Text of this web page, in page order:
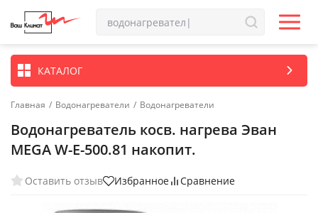
КАТАЛОГ
Главная / Водонагреватели / Водонагреватели
Водонагреватель косв. нагрева Эван
MEGA W-E-500.81 накопит.
Оставить отзыв Избранное Сравнение